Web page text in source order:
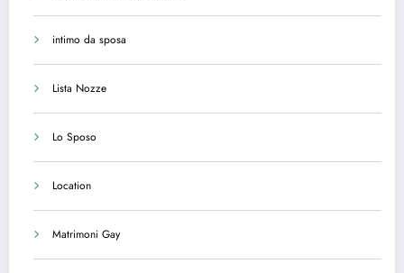
intimo da sposa
Lista Nozze
Lo Sposo
Location
Matrimoni Gay